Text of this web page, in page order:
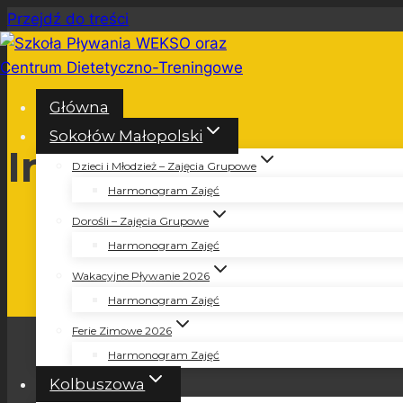
Przejdź do treści
Główna
Sokołów Małopolski
Dzieci i Młodzież – Zajęcia Grupowe
Harmonogram Zajęć
Dorośli – Zajęcia Grupowe
Harmonogram Zajęć
Wakacyjne Pływanie 2026
Harmonogram Zajęć
Ferie Zimowe 2026
Harmonogram Zajęć
Kolbuszowa
Informacje o